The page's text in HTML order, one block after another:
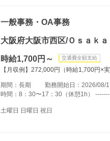
一般事務・OA事務
大阪府大阪市西区/Ｏｓａｋ
時給1,700円～ 交通費全額支給
【月収例】272,000円（時給1,700円×
期間：長期 勤務開始日：2026/08/
時間：8：30〜17：30（休憩1h）
土曜日 日曜日 祝日